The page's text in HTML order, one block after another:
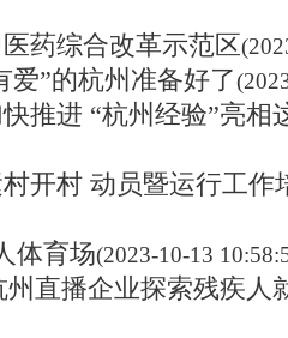
药综合改革示范区
爱”的杭州准备好了
推进 “杭州经验”亮相
开村 动员暨运行工作
体育场(2023-10-13
州直播企业探索残疾人